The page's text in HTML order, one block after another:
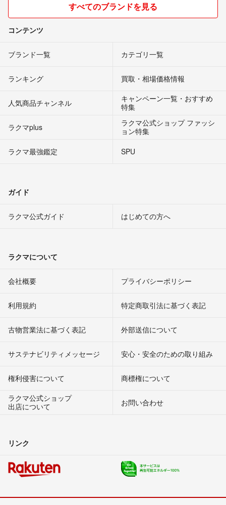
すべてのブランドを見る
コンテンツ
ブランド一覧 カテゴリ一覧
ランキング 買取・相場価格情報
人気商品チャンネル
キャンペーン一覧・おすすめ
特集
ラクマplus
ラクマ公式ショップ ファッシ
ョン特集
ラクマ最強鑑定
SPU
ガイド
ラクマ公式ガイド はじめての方へ
ラクマについて
会社概要 プライバシーポリシー
利用規約 特定商取引法に基づく表記
古物営業法に基づく表記 外部送信について
サステナビリティメッセージ 安心・安全のための取り組み
権利侵害について
商標権について
ラクマ公式ショップ
出店について
お問い合わせ
リンク